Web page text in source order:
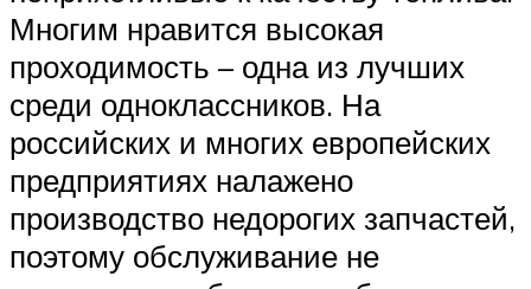
Многим нравится высокая
проходимость – одна из лучших
среди одноклассников. На
российских и многих европейских
предприятиях налажено
производство недорогих запчастей,
поэтому обслуживание не